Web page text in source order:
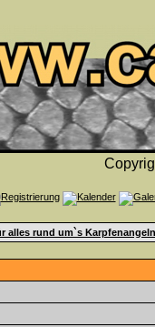
alles rund um`s